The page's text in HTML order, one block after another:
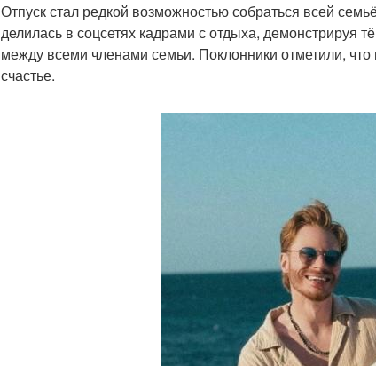
Отпуск стал редкой возможностью собраться всей
делилась в соцсетях кадрами с отдыха, демонстрируя
между всеми членами семьи. Поклонники отметили,
счастье.